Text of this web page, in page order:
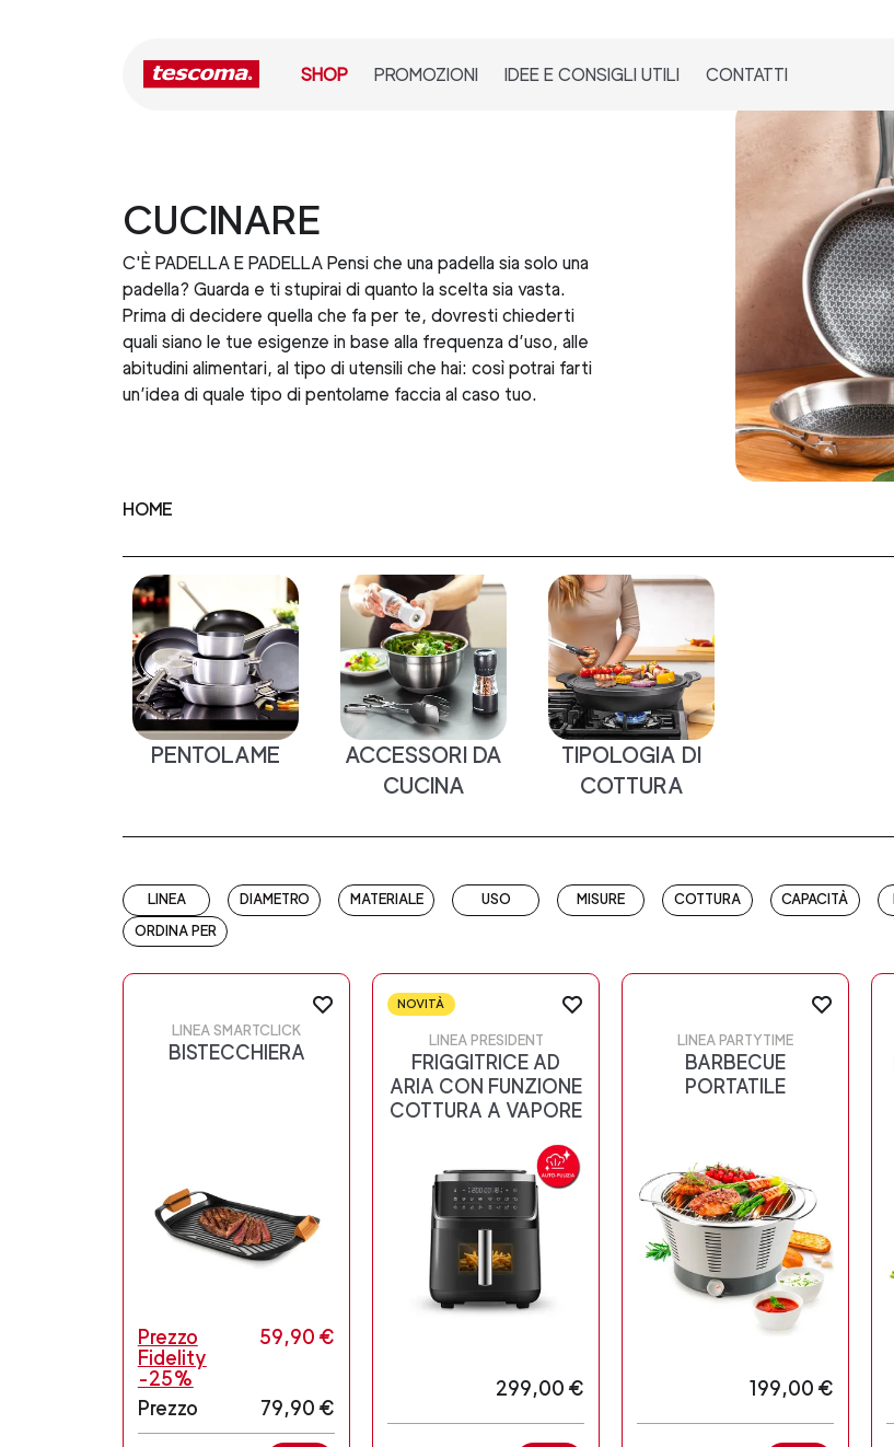
SHOP PROMOZIONI IDEE E CONSIGLI UTILI CONTATTI
CUCINARE
C'È PADELLA E PADELLA Pensi che una padella sia solo una
padella? Guarda e ti stupirai di quanto la scelta sia vasta.
Prima di decidere quella che fa per te, dovresti chiederti
quali siano le tue esigenze in base alla frequenza d’uso, alle
abitudini alimentari, al tipo di utensili che hai: così potrai farti
un’idea di quale tipo di pentolame faccia al caso tuo.
HOME
PENTOLAME
ACCESSORI DA
CUCINA
TIPOLOGIA DI
COTTURA
LINEA DIAMETRO MATERIALE USO MISURE COTTURA CAPACITÀ
ORDINA PER
LINEA SMARTCLICK
BISTECCHIERA
Prezzo
Fidelity
-25%
59,90 €
Prezzo 79,90 €
NOVITÀ
LINEA PRESIDENT
FRIGGITRICE AD
ARIA CON FUNZIONE
COTTURA A VAPORE
299,00 €
LINEA PARTYTIME
BARBECUE
PORTATILE
199,00 €